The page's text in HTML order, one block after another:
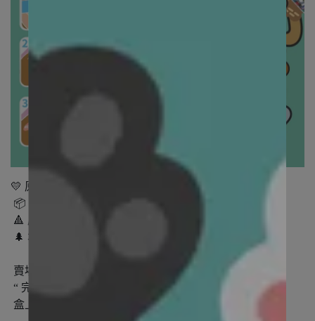
💛 原廠授權正品 (非業務水貨、非整新品)
📦 只販售單一原廠貨源 最新效期商品
🔺 原廠商品有保障、已簽署蝦皮正品切結書
🌲 本賣場使用光貿電子代開發票
賣場貨源來自「臭味滾」原廠
“ 完整膠膜包裝 及 盒上條碼 ” 完整保留給您
盒上的條碼可至「臭味滾」追蹤品項來源